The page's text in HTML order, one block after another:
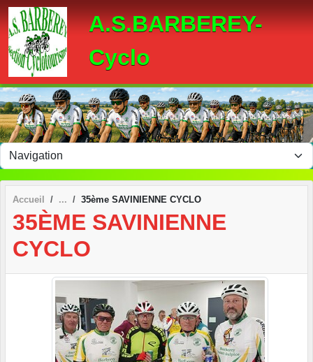
A.S.BARBEREY-
Cyclo
Accueil 35ème SAVINIENNE CYCLO
35ÈME SAVINIENNE
CYCLO
Panneau de gestion des cookies